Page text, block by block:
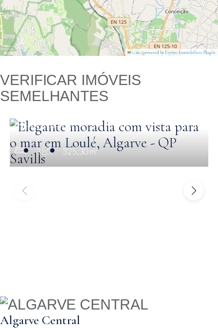
Leaflet |powered by Frymo Immobilien-Plugin
VERIFICAR IMÓVEIS
SEMELHANTES
€ 2,175,000
Loulé, Algarve
3 325,30 m²
Algarve Central